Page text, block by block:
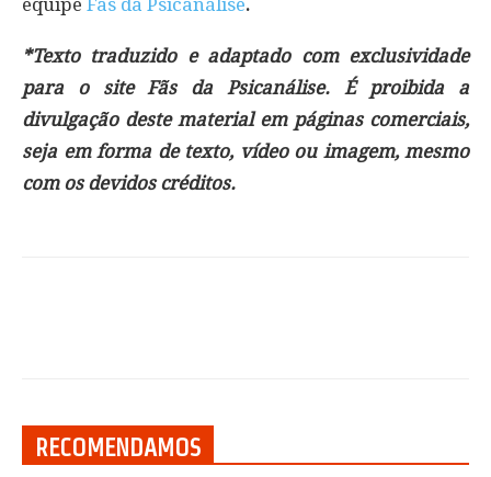
*Texto traduzido e adaptado com exclusividade
para o site Fãs da Psicanálise. É proibida a
divulgação deste material em páginas comerciais,
seja em forma de texto, vídeo ou imagem, mesmo
com os devidos créditos.
RECOMENDAMOS